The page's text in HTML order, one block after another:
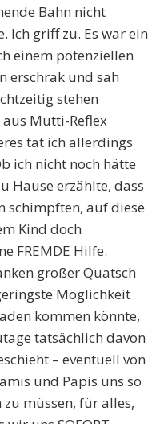
Bahn nicht
Ich griff zu. Es war ein
einem potenziellen
erschrak und sah
stehen
Mutti-Reflex
tat ich allerdings
ich nicht noch hätte
Hause erzählte, dass
schimpften, auf diese
Kind doch
FREMDE Hilfe.
großer Quatsch
Möglichkeit
kommen könnte,
tatsächlich davon
– eventuell von
und Papis uns so
müssen, für alles,